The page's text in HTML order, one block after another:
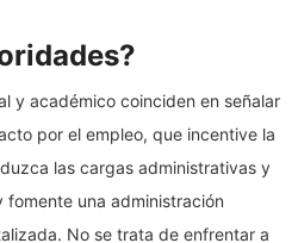
y académico coinciden en señalar
por el empleo, que incentive la
las cargas administrativas y
una administración
No se trata de enfrentar a